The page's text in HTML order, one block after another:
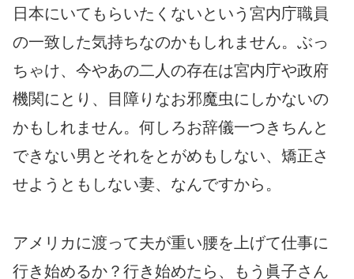
日本にいてもらいたくないという宮内庁職員
の一致した気持ちなのかもしれません。ぶっ
ちゃけ、今やあの二人の存在は宮内庁や政府
機関にとり、目障りなお邪魔虫にしかないの
かもしれません。何しろお辞儀一つきちんと
できない男とそれをとがめもしない、矯正さ
せようともしない妻、なんですから。
アメリカに渡って夫が重い腰を上げて仕事に
行き始めるか？行き始めたら、もう眞子さん